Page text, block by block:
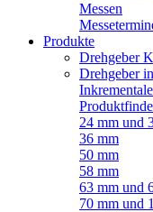
Messen
Produkte
Drehgeber
Drehgeber
24 mm und
36 mm
50 mm
58 mm
63 mm und
70 mm und